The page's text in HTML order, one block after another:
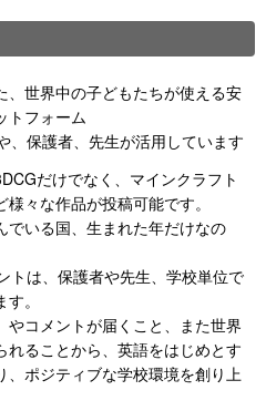
、世界中の子どもたちが使える安
トフォーム
、保護者、先生が活用しています
だけでなく、マインクラフト
々な作品が投稿可能です。
でいる国、生まれた年だけなの
トは、保護者や先生、学校単位で
。
コメントが届くこと、また世界
ることから、英語をはじめとす
、ポジティブな学校環境を創り上